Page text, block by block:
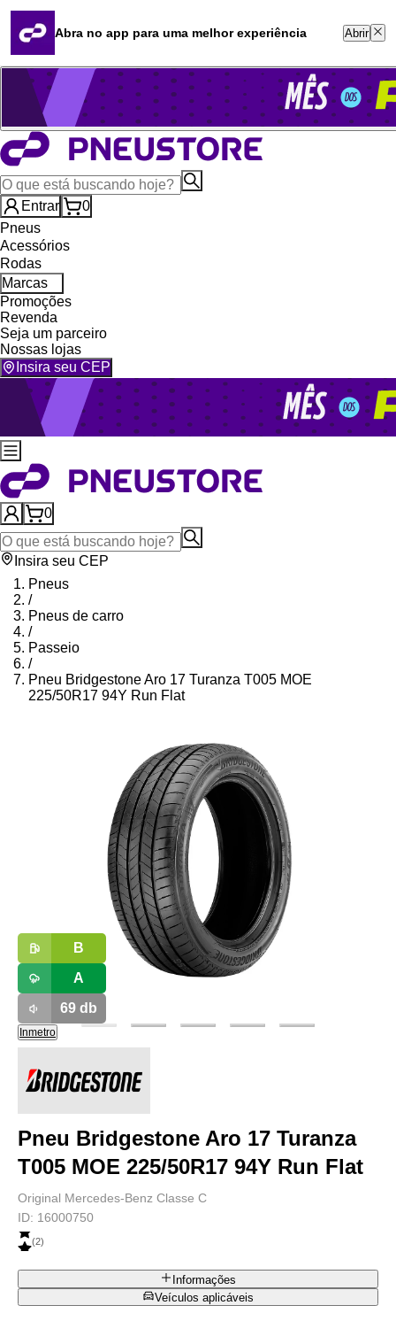
Quero revender
Blog
Whatsapp (16) 99764-8401
Televendas (47) 3046-2551
Entrar
0
Pneus
Acessórios
Rodas
Marcas
Promoções
Revenda
Seja um parceiro
Nossas lojas
Insira seu CEP
0
Insira seu CEP
Pneus
/
Pneus de carro
/
Passeio
/
Pneu Bridgestone Aro 17 Turanza T005 MOE
225/50R17 94Y Run Flat
B
A
69db
Inmetro
Pneu Bridgestone Aro 17 Turanza
T005 MOE 225/50R17 94Y Run Flat
Original Mercedes-Benz Classe C
ID: 16000750
(2)
Informações
Veículos aplicáveis
Abra no app para uma melhor experiência Abrir